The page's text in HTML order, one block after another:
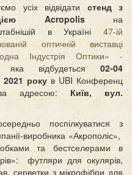
усіх відвідати стенд з
Acropolisна
в Україні 47-ій
оптичній виставці
Індустрія Оптики» -
відбудеться 02-04
2021 року в UBI Конференц
адресою: Київ, вул.
поспілкуватися з
виробника «Акрополіс»,
та бестселерами в
футляри для окулярів,
серветки з мікрофібри для